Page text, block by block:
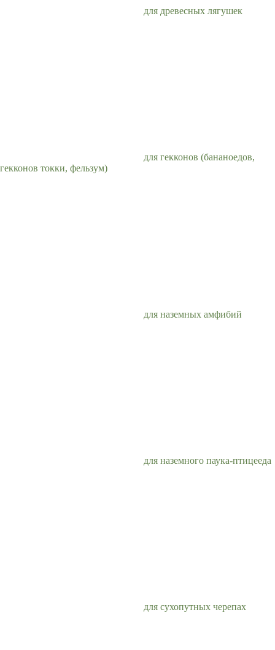
для древесных лягушек
для гекконов (бананоедов,
гекконов токки, фельзум)
для наземных амфибий
для наземного паука-птицееда
для сухопутных черепах